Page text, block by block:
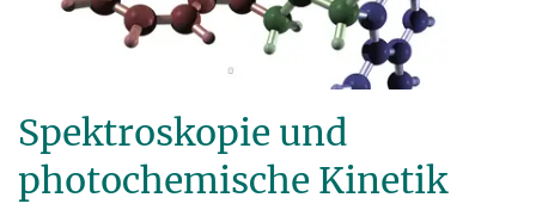
Spektroskopie und
photochemische Kinetik